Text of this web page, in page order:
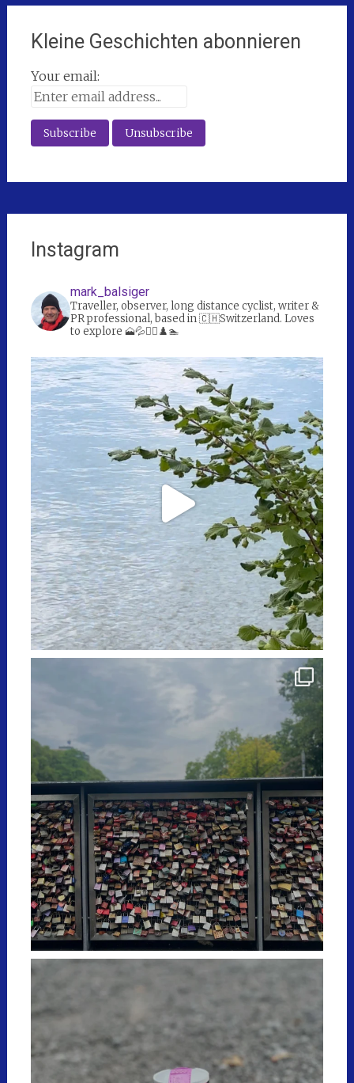
Kleine Geschichten abonnieren
Your email:
Instagram
mark_balsiger
Traveller, observer, long distance cyclist, writer &
PR professional, based in 🇨🇭Switzerland. Loves
to explore 🗻💦🚴‍♀️♟️🏊